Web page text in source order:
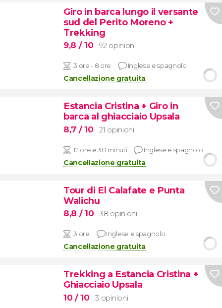
Giro in barca lungo il versante
sud del Perito Moreno +
Trekking
9,8 / 10 92 opinioni
3 ore - 8 ore Inglese e spagnolo
Cancellazione gratuita
Estancia Cristina + Giro in
barca al ghiacciaio Upsala
8,7 / 10 21 opinioni
12 ore e 30 minuti Inglese e spagnolo
Cancellazione gratuita
Tour di El Calafate e Punta
Walichu
8,8 / 10 38 opinioni
3 ore Inglese e spagnolo
Cancellazione gratuita
Trekking a Estancia Cristina +
Ghiacciaio Upsala
10 / 10 3 opinioni